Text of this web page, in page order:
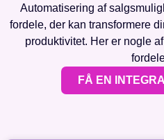
Automatisering af
fordele, der kan transformere
produktivitet. Her er nogle
FÅ EN